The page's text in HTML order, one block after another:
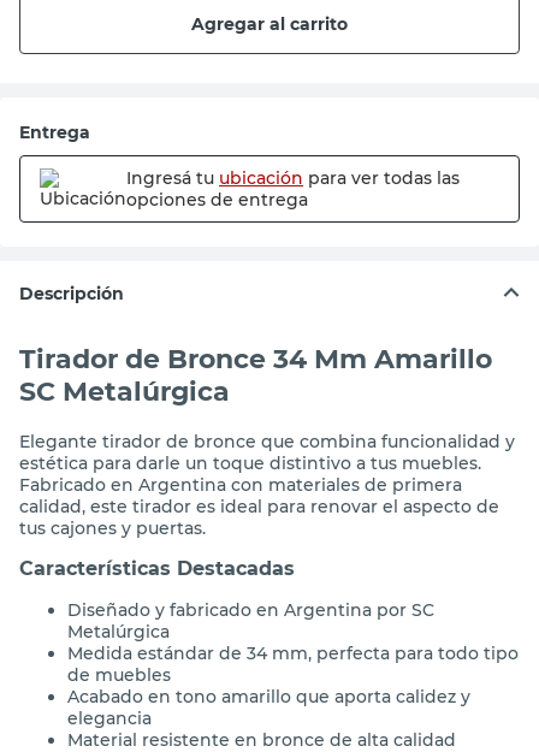
Agregar al carrito
Entrega
Ingresá tu ubicación para ver todas las
opciones de entrega
Descripción
Tirador de Bronce 34 Mm Amarillo
SC Metalúrgica
Elegante tirador de bronce que combina funcionalidad y
estética para darle un toque distintivo a tus muebles.
Fabricado en Argentina con materiales de primera
calidad, este tirador es ideal para renovar el aspecto de
tus cajones y puertas.
Características Destacadas
Diseñado y fabricado en Argentina por SC
Metalúrgica
Medida estándar de 34 mm, perfecta para todo tipo
de muebles
Acabado en tono amarillo que aporta calidez y
elegancia
Material resistente en bronce de alta calidad